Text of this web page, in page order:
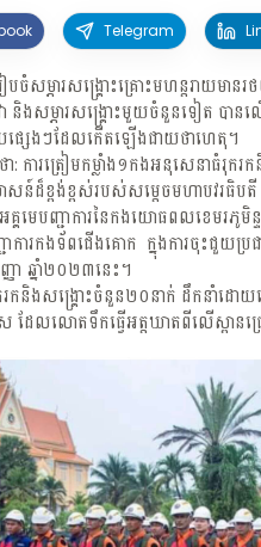
Telegram
ចំសម្ភារសង្គ្រោះគ្រោះមហន្តរាយមាន
និងសម្ភារសង្គ្រោះមួយចំនួនទៀត បាន
ផ្សេងៗដែលកើតឡើងជាយថាហេតុ។
ការត្រៀមកម្លាំង១កងអនុសេនាធំរុករក
សន៍ដ៏ខ្ពង់ខ្ពស់របស់សម្តេចមហាបវរធិប
អគ្គមេបញ្ជាការនៃកងយោធពលខេមរ
ារកងទ័ពជើងគោក ក្នុងការចុះជួយប្រ
ា ឆ្នាំ២០២៣នេះ។
រកនិងសង្គ្រោះចំនួន២០នាក់ ដឹកនាំដ
ដែលលោតទឹកធ្វើអត្តឃាតពីលើស្ពានជ្